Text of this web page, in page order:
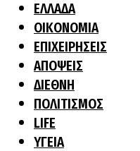
ΕΛΛΑΔΑ
ΟΙΚΟΝΟΜΙΑ
ΕΠΙΧΕΙΡΗΣΕΙΣ
ΑΠΟΨΕΙΣ
ΔΙΕΘΝΗ
ΠΟΛΙΤΙΣΜΟΣ
LIFE
ΥΓΕΙΑ